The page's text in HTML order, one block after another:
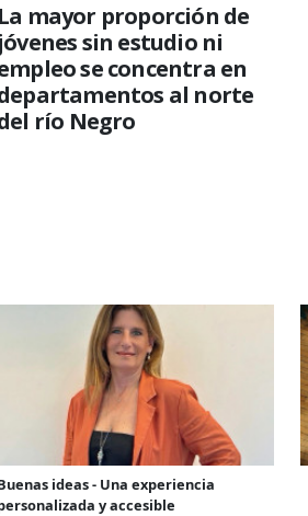
La mayor proporción de
jóvenes sin estudio ni
se concentra en
al norte
río Negro
ideas - Una experiencia
y accesible